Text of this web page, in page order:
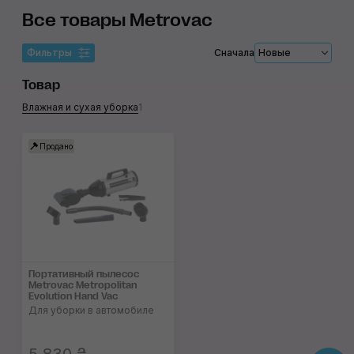
Все товары Metrovac
Фильтры Сначала Новые
Товар
Влажная и сухая уборка1
Продано
Портативный пылесос
Metrovac Metropolitan
Evolution Hand Vac
Для уборки в автомобиле